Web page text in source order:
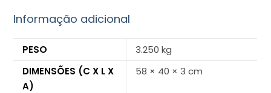
Informação adicional
PESO
3.250 kg
DIMENSÕES (C X L X
A)
58 × 40 × 3 cm